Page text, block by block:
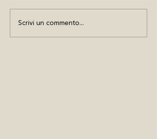
Scrivi un commento...